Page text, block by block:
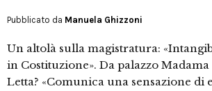
Pubblicato da Manuela Ghizzoni
Un altolà sulla magistratura:
in Costituzione». Da palazzo
Letta? «Comunica una sensazione di